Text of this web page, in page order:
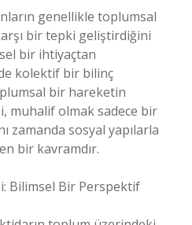
genellikle toplumsal
bir tepki geliştirdiğini
bir ihtiyaçtan
kolektif bir bilinç
bir hareketin
muhalif olmak sadece bir
zamanda sosyal yapılarla
bir kavramdır.
Bilimsel Bir Perspektif